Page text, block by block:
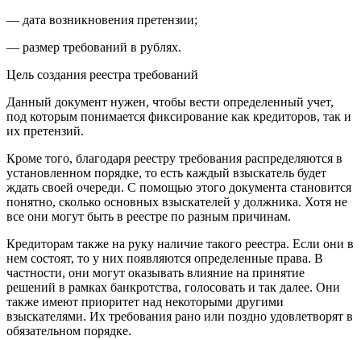
— дата возникновения претензии;
— размер требований в рублях.
Цель создания реестра требований
Данный документ нужен, чтобы вести определенный учет,
под которым понимается фиксирование как кредиторов, так и
их претензий.
Кроме того, благодаря реестру требования распределяются в
установленном порядке, то есть каждый взыскатель будет
ждать своей очереди. С помощью этого документа становится
понятно, сколько основных взыскателей у должника. Хотя не
все они могут быть в реестре по разным причинам.
Кредиторам также на руку наличие такого реестра. Если они в
нем состоят, то у них появляются определенные права. В
частности, они могут оказывать влияние на принятие
решений в рамках банкротства, голосовать и так далее. Они
также имеют приоритет над некоторыми другими
взыскателями. Их требования рано или поздно удовлетворят в
обязательном порядке.